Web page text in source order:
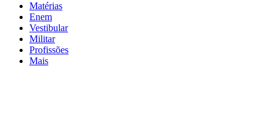
Matérias
Enem
Vestibular
Militar
Profissões
Mais